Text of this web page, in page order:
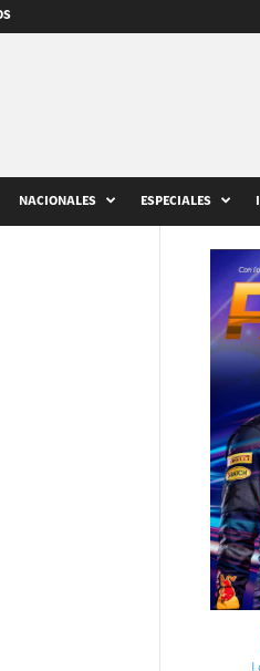
NACIONALES ESPECIALES